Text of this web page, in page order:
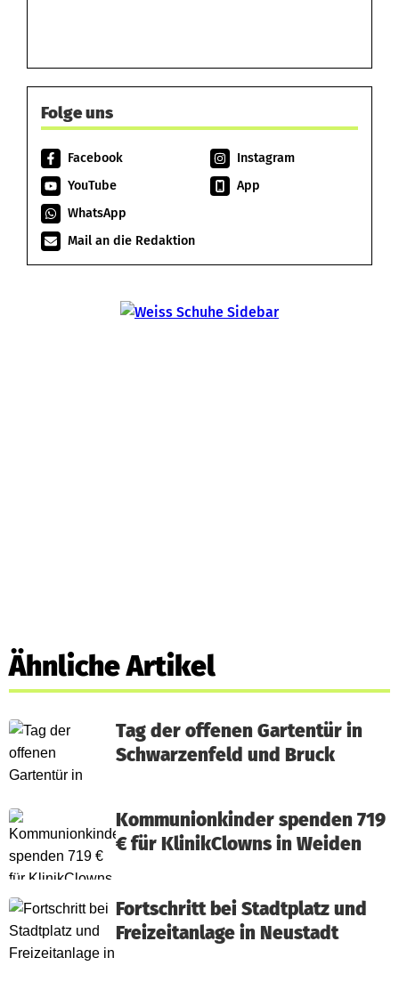
Folge uns
Facebook
Instagram
YouTube
App
WhatsApp
Mail an die Redaktion
Ähnliche Artikel
Tag der offenen Gartentür in
Schwarzenfeld und Bruck
Kommunionkinder spenden 719
€ für KlinikClowns in Weiden
Fortschritt bei Stadtplatz und
Freizeitanlage in Neustadt